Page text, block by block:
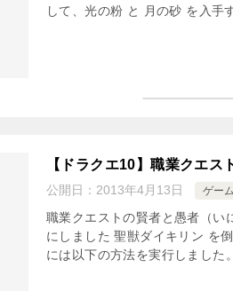
して、光の粉 と 月の砂 を入
【ドラクエ10】職業クエス
公開日： 2013年4月13日 ゲーム
職業クエストの賢者と愚者（い
にしました 聖獣ダイキリン を
には以下の方法を実行しまし